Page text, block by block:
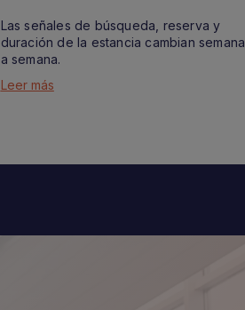
Las señales de búsqueda, reserva y
duración de la estancia cambian semana
a semana.
Leer más